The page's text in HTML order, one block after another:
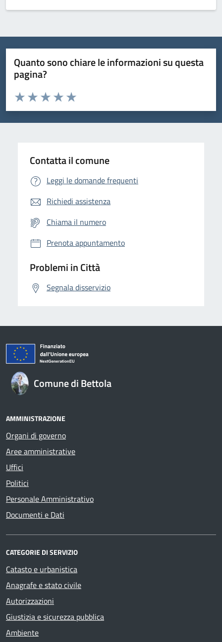
Quanto sono chiare le informazioni su questa
pagina?
Domanda
Valuta da 1 a 5 stelle la pagina
Valuta 5 stelle su 5
Valuta 4 stelle su 5
Valuta 3 stelle su 5
Valuta 2 stelle su 5
Valuta 1 stelle su 5
Contatta il comune
Leggi le domande frequenti
Richiedi assistenza
Chiama il numero
Prenota appuntamento
Problemi in Città
Segnala disservizio
Comune di Bettola
AMMINISTRAZIONE
Organi di governo
Aree amministrative
Uffici
Politici
Personale Amministrativo
Documenti e Dati
CATEGORIE DI SERVIZIO
Catasto e urbanistica
Anagrafe e stato civile
Autorizzazioni
Giustizia e sicurezza pubblica
Ambiente